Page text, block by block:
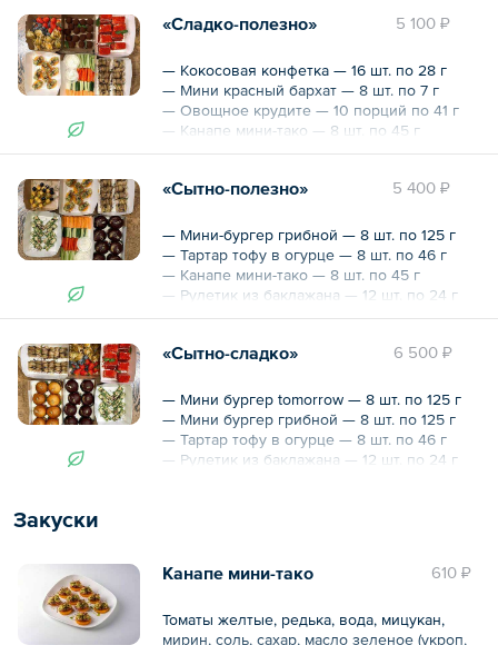
— Рулетик из баклажана — 12 шт. по 24 г
Общий вес – 1.5 кг
5 100 ₽
«Сладко-полезно»
— Кокосовая конфетка — 16 шт. по 28 г
— Мини красный бархат — 8 шт. по 7 г
— Овощное крудите — 10 порций по 41 г
— Канапе мини-тако — 8 шт. по 45 г
— Рулетик из баклажана — 12 шт. по 24 г
— Голубика — 50 г
Общий вес – 2.1 кг
5 400 ₽
«Сытно-полезно»
— Мини-бургер грибной — 8 шт. по 125 г
— Тартар тофу в огурце — 8 шт. по 46 г
— Канапе мини-тако — 8 шт. по 45 г
— Рулетик из баклажана — 12 шт. по 24 г
— Овощное крудите — 10 порций по 41 г
6 500 ₽
«Сытно-сладко»
— Мини бургер tomorrow — 8 шт. по 125 г
— Мини бургер грибной — 8 шт. по 125 г
— Тартар тофу в огурце — 8 шт. по 46 г
— Рулетик из баклажана — 12 шт. по 24 г
Общий вес – 2950 г
Закуски
610 ₽
Канапе мини-тако
Томаты желтые, редька, вода, мицукан,
мирин, соль, сахар, масло зеленое (укроп,